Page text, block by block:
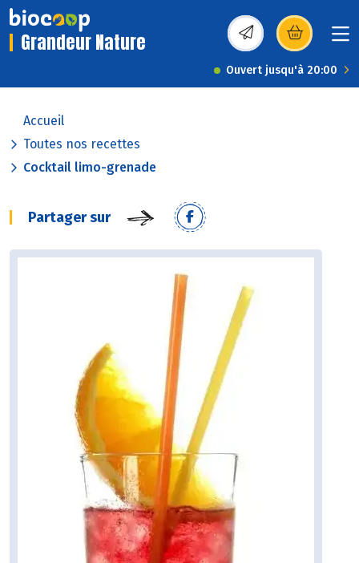
Grandeur Nature (s’ouvre dans une
Ouvert jusqu'à 20:00
Accueil
Toutes nos recettes
Cocktail limo-grenade
Partager sur